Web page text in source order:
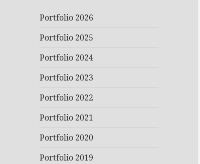
Portfolio 2026
Portfolio 2025
Portfolio 2024
Portfolio 2023
Portfolio 2022
Portfolio 2021
Portfolio 2020
Portfolio 2019